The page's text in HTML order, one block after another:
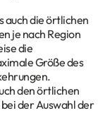
auch die örtlichen
je nach Region
die
Größe des
den örtlichen
der Auswahl der